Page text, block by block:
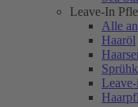
Leave-In
Alle
Haaröl